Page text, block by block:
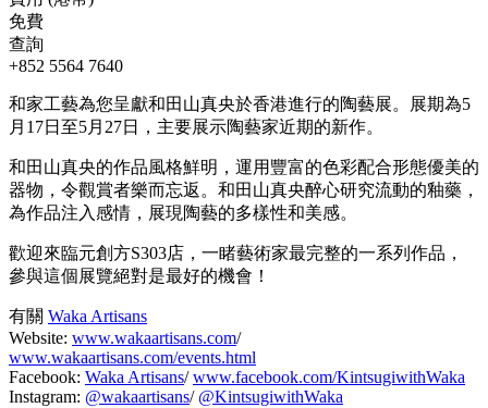
免費
查詢
+852 5564 7640
和家工藝為您呈獻和田山真央於香港進行的陶藝展。展期為5
月17日至5月27日，主要展示陶藝家近期的新作。
和田山真央的作品風格鮮明，運用豐富的色彩配合形態優美的
器物，令觀賞者樂而忘返。和田山真央醉心研究流動的釉藥，
為作品注入感情，展現陶藝的多樣性和美感。
歡迎來臨元創方S303店，一睹藝術家最完整的一系列作品，
參與這個展覽絕對是最好的機會！
有關 Waka Artisans
Website: www.wakaartisans.com/
www.wakaartisans.com/events.html
Facebook: Waka Artisans/www.facebook.com/KintsugiwithWaka
Instagram: @wakaartisans/ @KintsugiwithWaka